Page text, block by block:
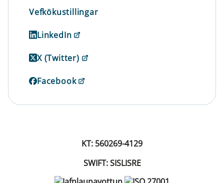
Vefkökustillingar
LinkedIn
X (Twitter)
Facebook
KT: 560269-4129
SWIFT: SISLISRE